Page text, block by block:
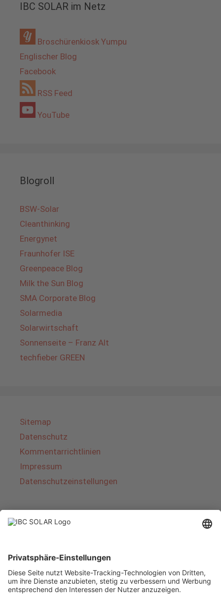
IBC SOLAR im Netz
Broschürenkiosk Yumpu
Englischer Blog
Facebook
RSS Feed
YouTube
Blogroll
BSW-Solar
Cleanthinking
Energynet
Fraunhofer ISE
Greenpeace Blog
Milk the Sun Blog
SMA Corporate Blog
Solarmedia
Solarwirtschaft
Sonnenseite – Franz Alt
techfieber GREEN
Sitemap
Datenschutz
Kommentarrichtlinien
Impressum
Datenschutzeinstellungen
Über IBC SOLAR
von Energielösungen und Dienstleistungen im
Bereich Photovoltaik und Speicher. Das
Unternehmen bietet Komplettsysteme an und
deckt das gesamte Spektrum von der Planung